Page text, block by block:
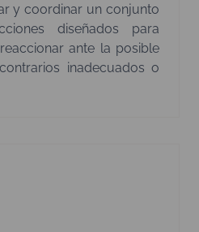
y coordinar un conjunto
diseñados para
ante la posible
inadecuados o